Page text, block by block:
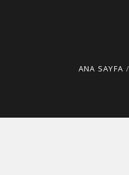
ANA SAYFA /